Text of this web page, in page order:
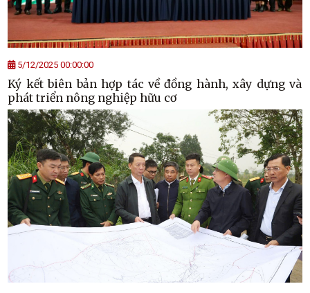
5/12/2025 00:00:00
Ký kết biên bản hợp tác về đồng hành, xây dựng và
phát triển nông nghiệp hữu cơ